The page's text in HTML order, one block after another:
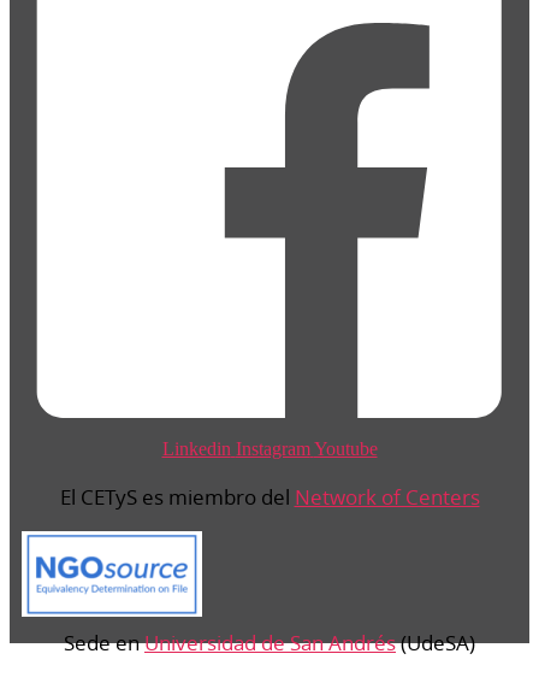
Linkedin Instagram Youtube
El CETyS es miembro del Network of Centers
Sede enUniversidad de San Andrés(UdeSA)